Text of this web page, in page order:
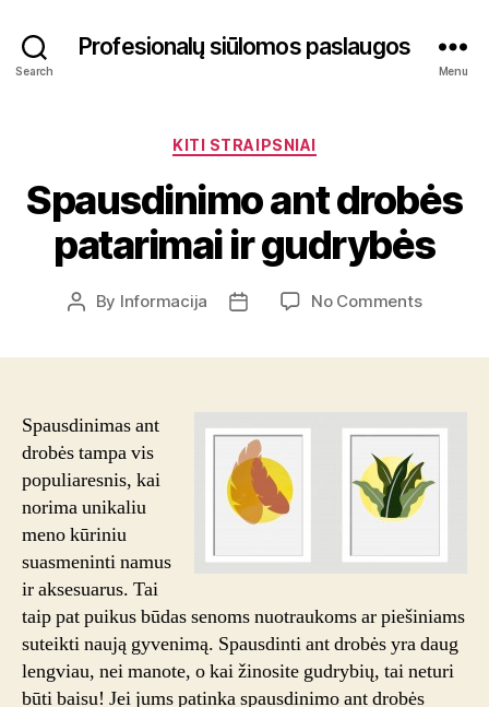
Search
Profesionalų siūlomos paslaugos
Menu
Categories
KITI STRAIPSNIAI
Spausdinimo ant drobės
patarimai ir gudrybės
Post
By Informacija
Post
No Commentson
Spausdinimas ant
drobės tampa vis
populiaresnis, kai
norima unikaliu
meno kūriniu
suasmeninti namus
ir aksesuarus. Tai
taip pat puikus būdas senoms nuotraukoms ar piešiniams
suteikti naują gyvenimą. Spausdinti ant drobės yra daug
lengviau, nei manote, o kai žinosite gudrybių, tai neturi
būti baisu! Jei jums patinka spausdinimo ant drobės